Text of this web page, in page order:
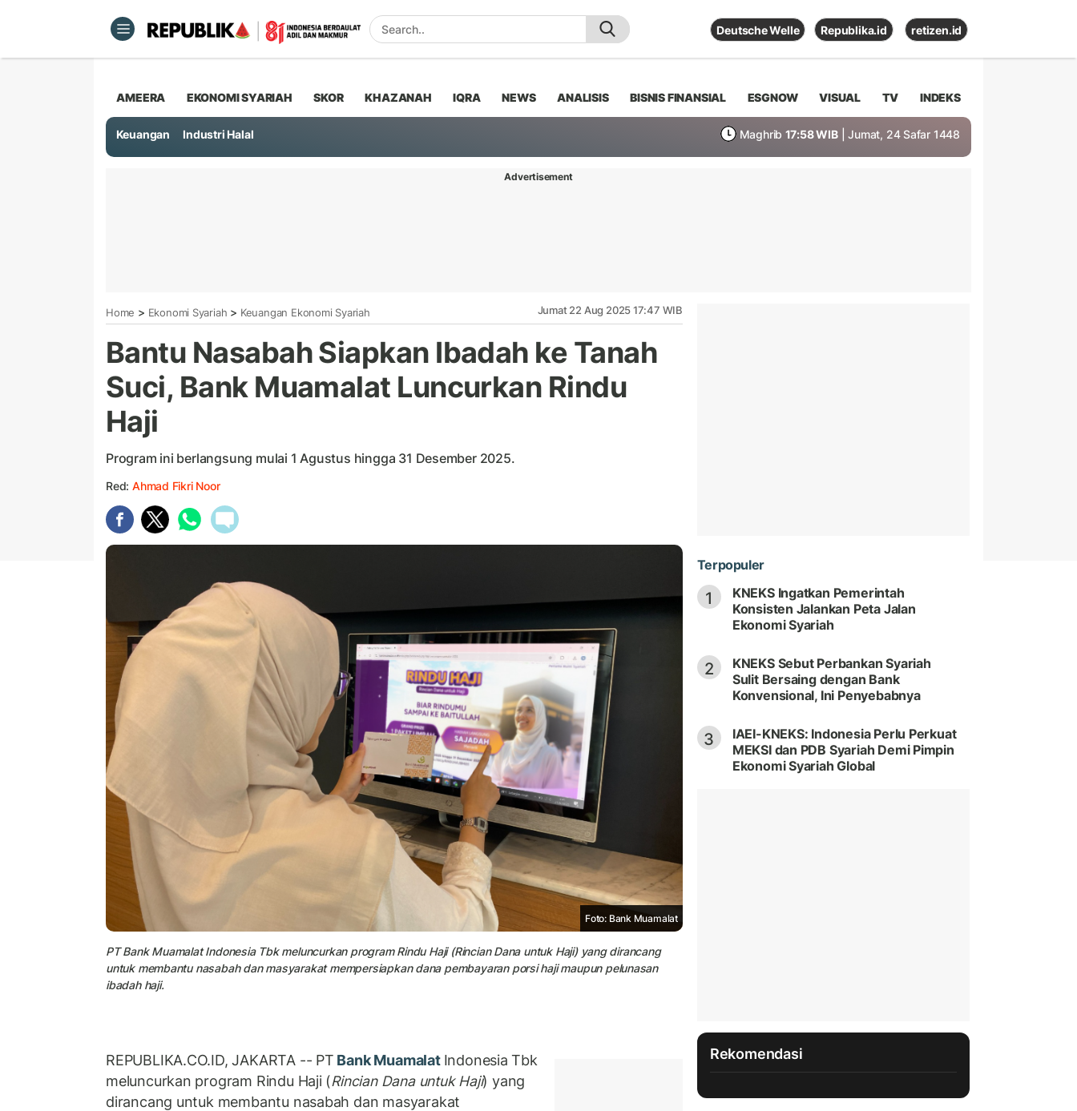
Deutsche Welle Republika.id retizen.id
AMEERA EKONOMI SYARIAH SKOR KHAZANAH IQRA NEWS ANALISIS BISNIS FINANSIAL ESGNOW VISUAL TV INDEKS
Keuangan Industri Halal Maghrib 17:58 WIB | Jumat, 24 Safar 1448
Advertisement
Home > Ekonomi Syariah > Keuangan Ekonomi Syariah Jumat 22 Aug 2025 17:47 WIB
Bantu Nasabah Siapkan Ibadah ke Tanah
Suci, Bank Muamalat Luncurkan Rindu
Haji
Program ini berlangsung mulai 1 Agustus hingga 31 Desember 2025.
Red: Ahmad Fikri Noor
Foto: Bank Muamalat
PT Bank Muamalat Indonesia Tbk meluncurkan program Rindu Haji (Rincian Dana untuk Haji) yang dirancang
untuk membantu nasabah dan masyarakat mempersiapkan dana pembayaran porsi haji maupun pelunasan
ibadah haji.
REPUBLIKA.CO.ID, JAKARTA -- PT Bank Muamalat Indonesia Tbk
meluncurkan program Rindu Haji (Rincian Dana untuk Haji) yang
dirancang untuk membantu nasabah dan masyarakat
Terpopuler
1
KNEKS Ingatkan Pemerintah
Konsisten Jalankan Peta Jalan
Ekonomi Syariah
2
KNEKS Sebut Perbankan Syariah
Sulit Bersaing dengan Bank
Konvensional, Ini Penyebabnya
3
IAEI-KNEKS: Indonesia Perlu Perkuat
MEKSI dan PDB Syariah Demi Pimpin
Ekonomi Syariah Global
Rekomendasi